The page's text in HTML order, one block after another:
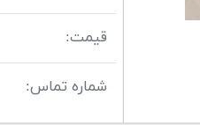
قیمت:
شماره تماس: